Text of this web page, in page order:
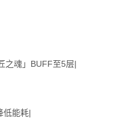
之魂」BUFF至5层|
低能耗|